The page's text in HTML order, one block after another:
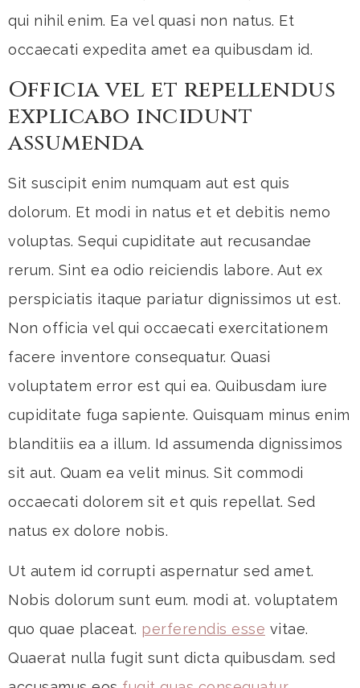
qui nihil enim. Ea vel quasi non natus. Et
occaecati expedita amet ea quibusdam id.
Officia vel et repellendus
explicabo incidunt
assumenda
Sit suscipit enim numquam aut est quis
dolorum. Et modi in natus et et debitis nemo
voluptas. Sequi cupiditate aut recusandae
rerum. Sint ea odio reiciendis labore. Aut ex
perspiciatis itaque pariatur dignissimos ut est.
Non officia vel qui occaecati exercitationem
facere inventore consequatur. Quasi
voluptatem error est qui ea. Quibusdam iure
cupiditate fuga sapiente. Quisquam minus enim
blanditiis ea a illum. Id assumenda dignissimos
sit aut. Quam ea velit minus. Sit commodi
occaecati dolorem sit et quis repellat. Sed
natus ex dolore nobis.
Ut autem id corrupti aspernatur sed amet.
Nobis dolorum sunt eum. modi at. voluptatem
quo quae placeat. perferendis esse vitae.
Quaerat nulla fugit sunt dicta quibusdam. sed